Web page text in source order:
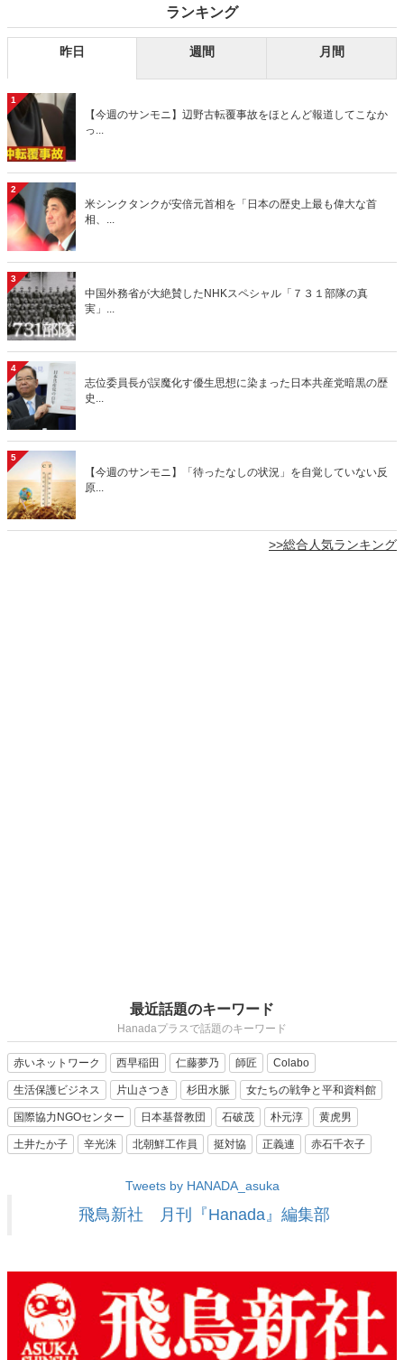
ランキング
昨日 週間 月間
1
【今週のサンモニ】辺野古転覆事故をほとんど報道してこなか
っ...
2
米シンクタンクが安倍元首相を「日本の歴史上最も偉大な首
相、...
3
中国外務省が大絶賛したNHKスペシャル「７３１部隊の真
実」...
4
志位委員長が誤魔化す優生思想に染まった日本共産党暗黒の歴
史...
5
【今週のサンモニ】「待ったなしの状況」を自覚していない反
原...
>>総合人気ランキング
最近話題のキーワード
Hanadaプラスで話題のキーワード
赤いネットワーク 西早稲田 仁藤夢乃 師匠 Colabo
生活保護ビジネス 片山さつき 杉田水脈 女たちの戦争と平和資料館
国際協力NGOセンター 日本基督教団 石破茂 朴元淳 黄虎男
土井たか子 辛光洙 北朝鮮工作員 挺対協 正義連 赤石千衣子
Tweets by HANADA_asuka
飛鳥新社 月刊『Hanada』編集部